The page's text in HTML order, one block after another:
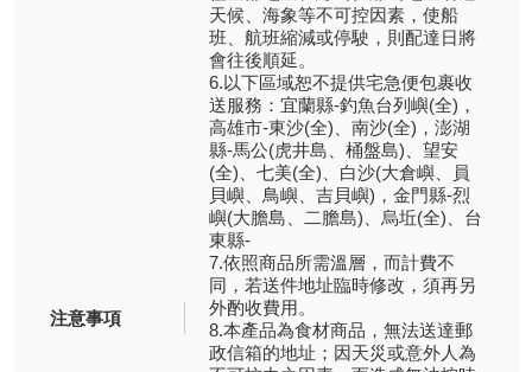
注意事項
天候、海象等不可控因素，使船
班、航班縮減或停駛，則配達日將
會往後順延。
6.以下區域恕不提供宅急便包裹收
送服務：宜蘭縣-釣魚台列嶼(全)，
高雄市-東沙(全)、南沙(全)，澎湖
縣-馬公(虎井島、桶盤島)、望安
(全)、七美(全)、白沙(大倉嶼、員
貝嶼、鳥嶼、吉貝嶼)，金門縣-烈
嶼(大膽島、二膽島)、烏坵(全)、台
東縣-
7.依照商品所需溫層，而計費不
同，若送件地址臨時修改，須再另
外酌收費用。
8.本產品為食材商品，無法送達郵
政信箱的地址；因天災或意外人為